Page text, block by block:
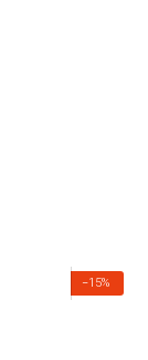
−15%